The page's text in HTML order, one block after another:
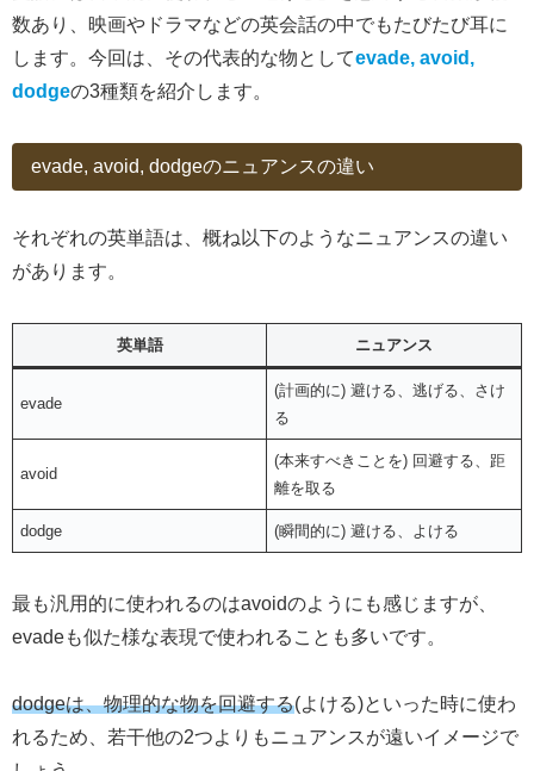
数あり、映画やドラマなどの英会話の中でもたびたび耳に
します。今回は、その代表的な物としてevade, avoid,
dodgeの3種類を紹介します。
evade, avoid, dodgeのニュアンスの違い
それぞれの英単語は、概ね以下のようなニュアンスの違い
があります。
英単語 ニュアンス
evade
(計画的に) 避ける、逃げる、さけ
る
avoid
(本来すべきことを) 回避する、距
離を取る
dodge (瞬間的に) 避ける、よける
最も汎用的に使われるのはavoidのようにも感じますが、
evadeも似た様な表現で使われることも多いです。
dodgeは、物理的な物を回避する(よける)といった時に使わ
れるため、若干他の2つよりもニュアンスが遠いイメージで